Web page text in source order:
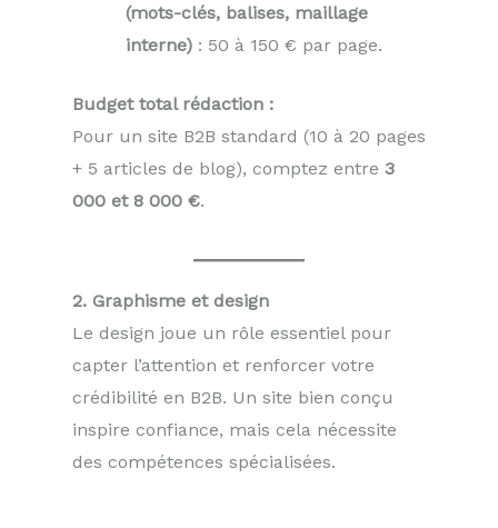
(mots-clés, balises, maillage
interne) : 50 à 150 € par page.
Budget total rédaction :
Pour un site B2B standard (10 à 20 pages
+ 5 articles de blog), comptez entre 3
000 et 8 000 €.
2. Graphisme et design
Le design joue un rôle essentiel pour
capter l’attention et renforcer votre
crédibilité en B2B. Un site bien conçu
inspire confiance, mais cela nécessite
des compétences spécialisées.